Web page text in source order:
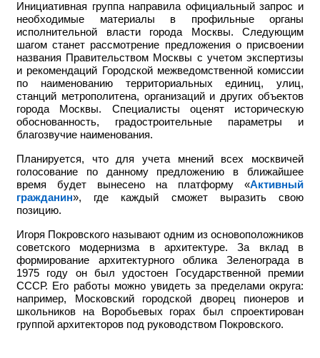
Инициативная группа направила официальный запрос и
необходимые материалы в профильные органы
исполнительной власти города Москвы. Следующим
шагом станет рассмотрение предложения о присвоении
названия Правительством Москвы с учетом экспертизы
и рекомендаций Городской межведомственной комиссии
по наименованию территориальных единиц, улиц,
станций метрополитена, организаций и других объектов
города Москвы. Специалисты оценят историческую
обоснованность, градостроительные параметры и
благозвучие наименования.
Планируется, что для учета мнений всех москвичей
голосование по данному предложению в ближайшее
время будет вынесено на платформу «Активный
гражданин», где каждый сможет выразить свою
позицию.
Игоря Покровского называют одним из основоположников
советского модернизма в архитектуре. За вклад в
формирование архитектурного облика Зеленограда в
1975 году он был удостоен Государственной премии
СССР. Его работы можно увидеть за пределами округа:
например,
Московский городской дворец пионеров и
школьников на Воробьевых горах был спроектирован
группой архитекторов под руководством Покровского.